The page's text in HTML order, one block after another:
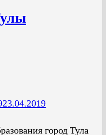
23.04.2019
город Тула